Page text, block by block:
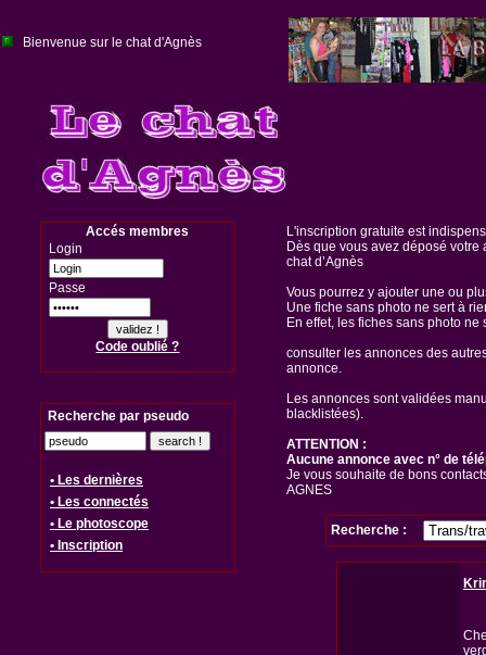
Bienvenue sur le chat d'Agnès
Accés membres
Login
Passe
Code oublié ?
Recherche par pseudo
• Les dernières
• Les connectés
• Le photoscope
• Inscription
L'inscription gratuite est
Dès que vous avez déposé
chat d’Agnès
Vous pourrez y ajouter une ou
Une fiche sans photo ne sert à
En effet, les fiches sans photo
consulter les annonces des
annonce.
Les annonces sont validées
blacklistées).
ATTENTION :
Aucune annonce avec n° de
Je vous souhaite de bons
AGNES
Recherche :